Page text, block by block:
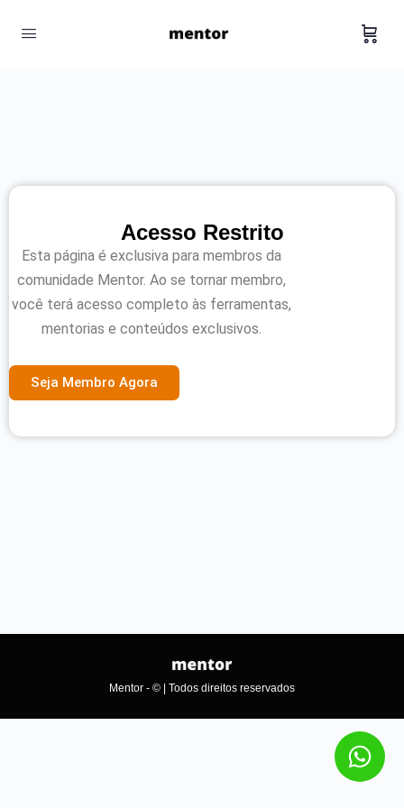
Acesso Restrito
Esta página é exclusiva para membros da
comunidade Mentor. Ao se tornar membro,
você terá acesso completo às ferramentas,
mentorias e conteúdos exclusivos.
Seja Membro Agora
Mentor - © | Todos direitos reservados